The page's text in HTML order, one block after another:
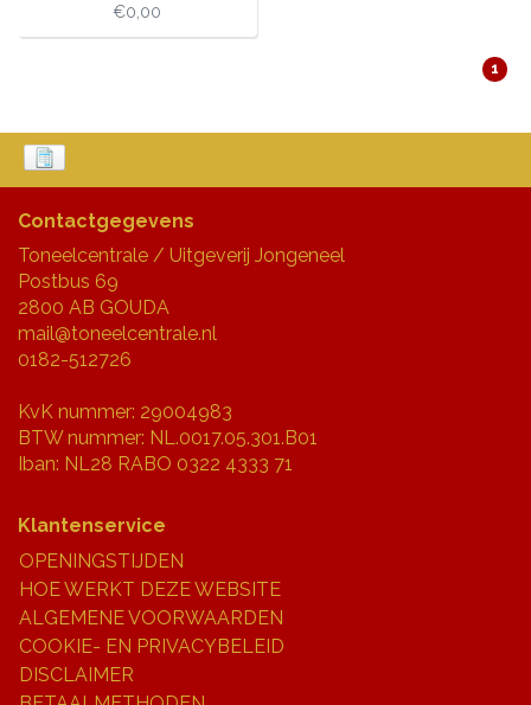
€0,00
1
Contactgegevens
Toneelcentrale / Uitgeverij Jongeneel
Postbus 69
2800 AB GOUDA
mail@toneelcentrale.nl
0182-512726
KvK nummer: 29004983
BTW nummer: NL.0017.05.301.B01
Iban: NL28 RABO 0322 4333 71
Klantenservice
OPENINGSTIJDEN
HOE WERKT DEZE WEBSITE
ALGEMENE VOORWAARDEN
COOKIE- EN PRIVACYBELEID
DISCLAIMER